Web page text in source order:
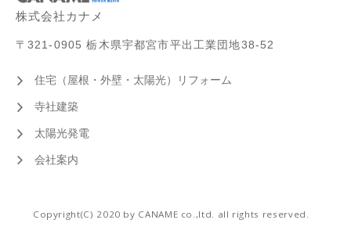
株式会社カナメ
〒321-0905 栃木県宇都宮市平出工業団地38-52
住宅（屋根・外壁・太陽光）リフォーム
寺社建築
太陽光発電
会社案内
Copyright(C) 2020 by CANAME co.,ltd. all rights reserved.